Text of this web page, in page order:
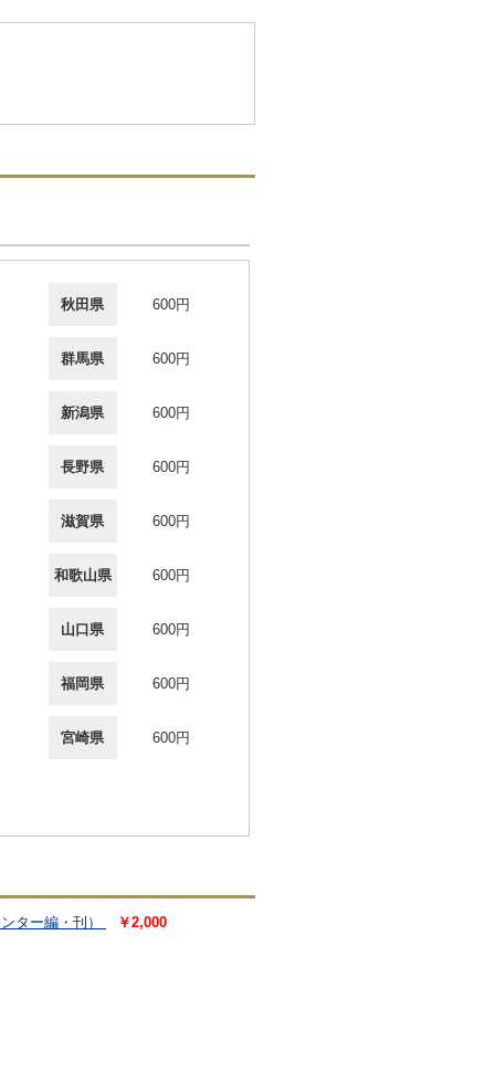
秋田県 600円
群馬県 600円
新潟県 600円
長野県 600円
滋賀県 600円
和歌山県 600円
山口県 600円
福岡県 600円
宮崎県 600円
ター編・刊）
￥2,000